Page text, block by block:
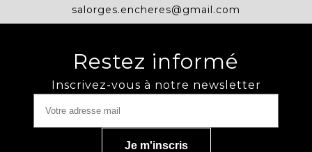
salorges.encheres@gmail.com
Restez informé
Inscrivez-vous à notre newsletter